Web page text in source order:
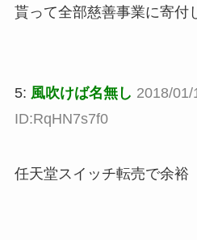
貰って全部慈善事業に寄付
5: 風吹けば名無し 2018/
ID:RqHN7s7f0
任天堂スイッチ転売で余裕